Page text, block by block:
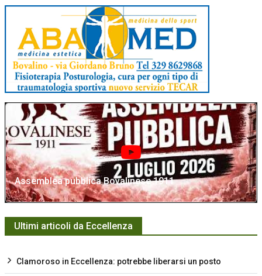
Assemblea pubblica Bovalinese 1911
Ultimi articoli da Eccellenza
Clamoroso in Eccellenza: potrebbe liberarsi un posto